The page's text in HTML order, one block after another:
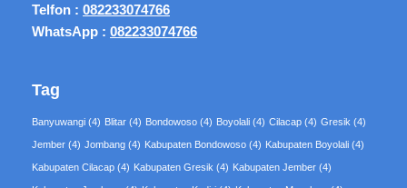
Telfon : 082233074766
WhatsApp : 082233074766
Tag
Banyuwangi (4) Blitar (4) Bondowoso (4) Boyolali (4) Cilacap (4) Gresik (4)
Jember (4) Jombang (4) Kabupaten Bondowoso (4) Kabupaten Boyolali (4)
Kabupaten Cilacap (4) Kabupaten Gresik (4) Kabupaten Jember (4)